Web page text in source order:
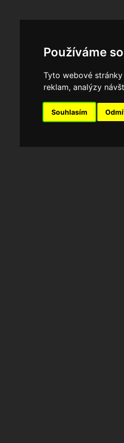
Používáme
Tyto webové
reklam, analýzy
Souhlasím